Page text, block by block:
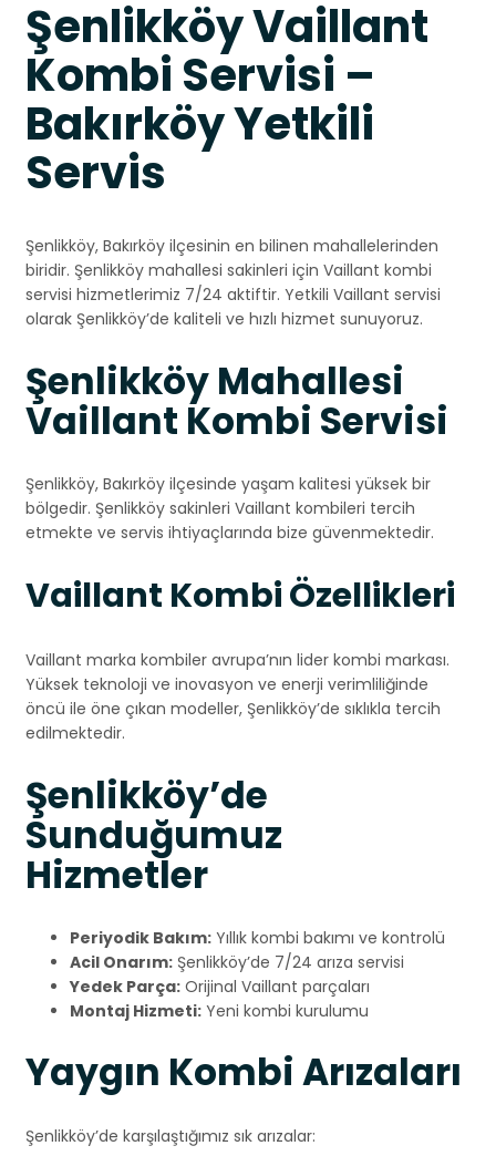
Şenlikköy Vaillant
Kombi Servisi –
Bakırköy Yetkili
Servis
Şenlikköy, Bakırköy ilçesinin en bilinen mahallelerinden
biridir. Şenlikköy mahallesi sakinleri için Vaillant kombi
servisi hizmetlerimiz 7/24 aktiftir. Yetkili Vaillant servisi
olarak Şenlikköy’de kaliteli ve hızlı hizmet sunuyoruz.
Şenlikköy Mahallesi
Vaillant Kombi Servisi
Şenlikköy, Bakırköy ilçesinde yaşam kalitesi yüksek bir
bölgedir. Şenlikköy sakinleri Vaillant kombileri tercih
etmekte ve servis ihtiyaçlarında bize güvenmektedir.
Vaillant Kombi Özellikleri
Vaillant marka kombiler avrupa’nın lider kombi markası.
Yüksek teknoloji ve inovasyon ve enerji verimliliğinde
öncü ile öne çıkan modeller, Şenlikköy’de sıklıkla tercih
edilmektedir.
Şenlikköy’de
Sunduğumuz
Hizmetler
Periyodik Bakım: Yıllık kombi bakımı ve kontrolü
Acil Onarım: Şenlikköy’de 7/24 arıza servisi
Yedek Parça: Orijinal Vaillant parçaları
Montaj Hizmeti: Yeni kombi kurulumu
Yaygın Kombi Arızaları
Şenlikköy’de karşılaştığımız sık arızalar: